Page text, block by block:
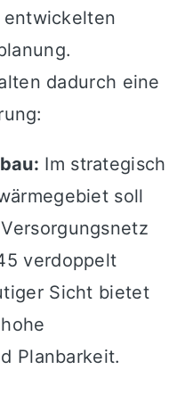
dadurch eine
Im strategisch
soll
verdoppelt
Sicht bietet
Planbarkeit.